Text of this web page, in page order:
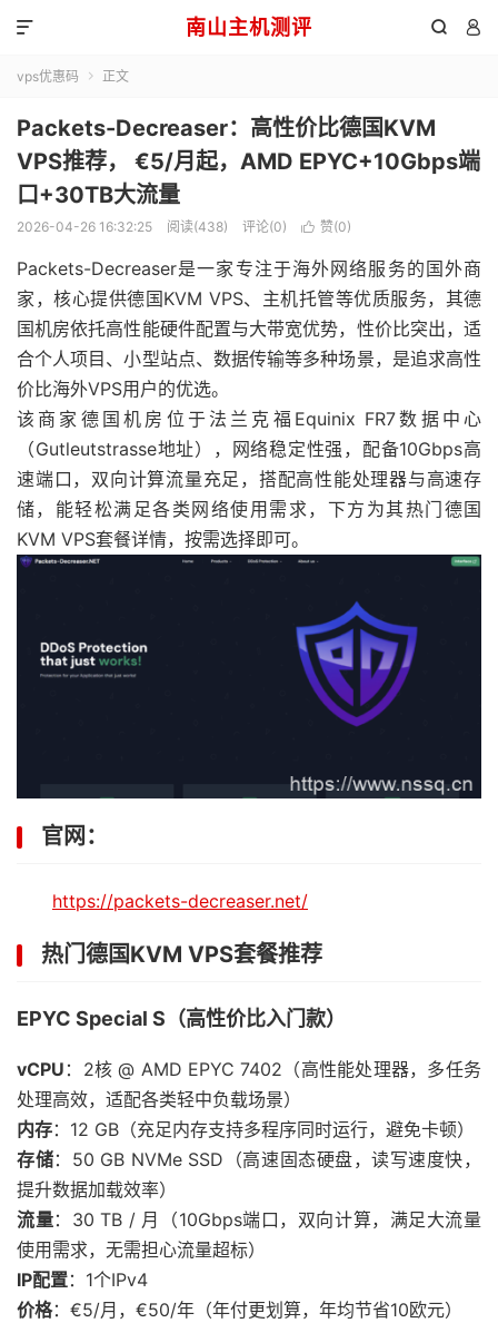
南山主机测评  

vps优惠码  正文
Packets-Decreaser：高性价比德国KVM
VPS推荐， €5/月起，AMD EPYC+10Gbps端
口+30TB大流量
2026-04-26 16:32:25 阅读(438) 评论(0)  赞(0)
Packets-Decreaser是一家专注于海外网络服务的国外商
家，核心提供德国KVM VPS、主机托管等优质服务，其德
国机房依托高性能硬件配置与大带宽优势，性价比突出，适
合个人项目、小型站点、数据传输等多种场景，是追求高性
价比海外VPS用户的优选。
该商家德国机房位于法兰克福Equinix FR7数据中心
（Gutleutstrasse地址），网络稳定性强，配备10Gbps高
速端口，双向计算流量充足，搭配高性能处理器与高速存
储，能轻松满足各类网络使用需求，下方为其热门德国
KVM VPS套餐详情，按需选择即可。
官网：
https://packets-decreaser.net/
热门德国KVM VPS套餐推荐
EPYC Special S（高性价比入门款）
vCPU ：2核 @ AMD EPYC 7402（高性能处理器，多任务
处理高效，适配各类轻中负载场景）
内存：12 GB（充足内存支持多程序同时运行，避免卡顿）
存储：50 GB NVMe SSD（高速固态硬盘，读写速度快，
提升数据加载效率）
流量：30 TB / 月（10Gbps端口，双向计算，满足大流量
使用需求，无需担心流量超标）
IP配置：1个IPv4
价格：€5/月，€50/年（年付更划算，年均节省10欧元）